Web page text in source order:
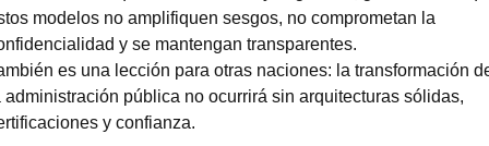
modelos no amplifiquen sesgos, no comprometan la
y se mantengan transparentes.
es una lección para otras naciones: la transformación
administración pública no ocurrirá sin arquitecturas sólidas,
y confianza.